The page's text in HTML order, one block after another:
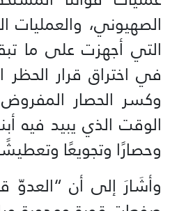
الصهيوني، والعمليات
التي أجهزت على ما
في اختراق قرار الحظر
وكسر الحصار
الوقت الذي يبيد فيه
وحصارًا وتجويعًا
وأشَارَ إلى أن “العدوّ